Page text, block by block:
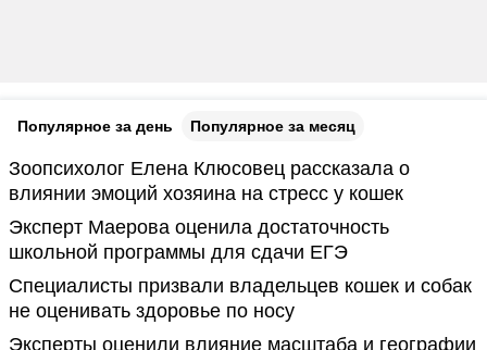
Популярное за день Популярное за месяц
Зоопсихолог Елена Клюсовец рассказала о
влиянии эмоций хозяина на стресс у кошек
Эксперт Маерова оценила достаточность
школьной программы для сдачи ЕГЭ
Специалисты призвали владельцев кошек и собак
не оценивать здоровье по носу
Эксперты оценили влияние масштаба и географии